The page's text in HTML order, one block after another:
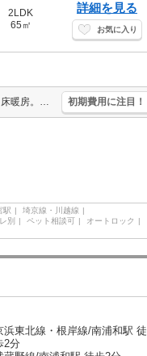
2LDK
65㎡
詳細を見る
お気に入り
タワー型分譲賃貸マンション。宅配ボックスあり。28階スカイラウンジあり。床暖房。浴室乾燥機付。ディスポーザー付き。店長のお薦め物件。 初期費用に注目！
駅
埼京線・川越線
別 ペット相談可
オートロック
浜東北線・根岸線/南浦和駅 徒
2分